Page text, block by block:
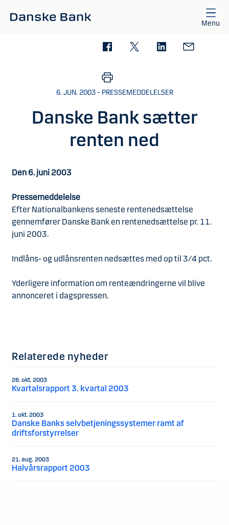
Menu
6. JUN. 2003 – PRESSEMEDDELELSER
Danske Bank sætter
renten ned
Den 6. juni 2003
Pressemeddelelse
Efter Nationalbankens seneste rentenedsættelse
gennemfører Danske Bank en rentenedsættelse pr. 11.
juni 2003.
Indlåns- og udlånsrenten nedsættes med op til 3/4 pct.
Yderligere information om renteændringerne vil blive
annonceret i dagspressen.​
Relaterede nyheder
28. okt. 2003
Kvartalsrapport 3. kvartal 2003
1. okt. 2003
Danske Banks selvbetjeningssystemer ramt af
driftsforstyrrelser
21. aug. 2003
Halvårsrapport 2003